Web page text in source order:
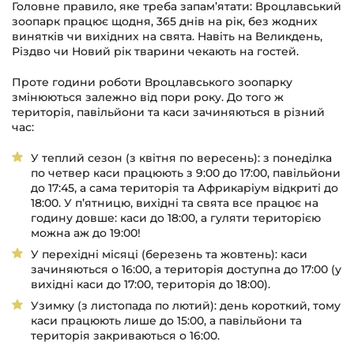
Головне правило, яке треба запам’ятати: Вроцлавський
зоопарк працює щодня, 365 днів на рік, без жодних
винятків чи вихідних на свята. Навіть на Великдень,
Різдво чи Новий рік тварини чекають на гостей.
Проте години роботи Вроцлавського зоопарку
змінюються залежно від пори року. До того ж
територія, павільйони та каси зачиняються в різний
час:
У теплий сезон (з квітня по вересень): з понеділка
по четвер каси працюють з 9:00 до 17:00, павільйони
до 17:45, а сама територія та Африкаріум відкриті до
18:00. У п’ятницю, вихідні та свята все працює на
годину довше: каси до 18:00, а гуляти територією
можна аж до 19:00!
У перехідні місяці (березень та жовтень): каси
зачиняються о 16:00, а територія доступна до 17:00 (у
вихідні каси до 17:00, територія до 18:00).
Узимку (з листопада по лютий): день короткий, тому
каси працюють лише до 15:00, а павільйони та
територія закриваються о 16:00.